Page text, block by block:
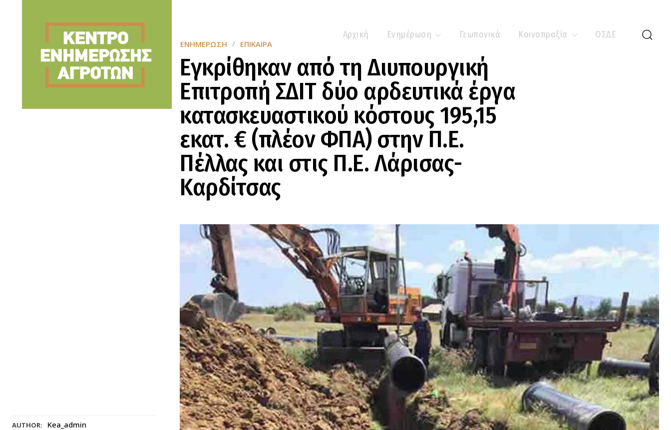
Αρχική Ενημέρωση Γεωπονικά Κοινοπραξία ΟΣΔΕ
AUTHOR: Kea_admin
ΕΝΗΜΈΡΩΣΗ ΕΠΊΚΑΙΡΑ
Εγκρίθηκαν από τη Διυπουργική
Επιτροπή ΣΔΙΤ δύο αρδευτικά έργα
κατασκευαστικού κόστους 195,15
εκατ. € (πλέον ΦΠΑ) στην Π.Ε.
Πέλλας και στις Π.Ε. Λάρισας-
Καρδίτσας